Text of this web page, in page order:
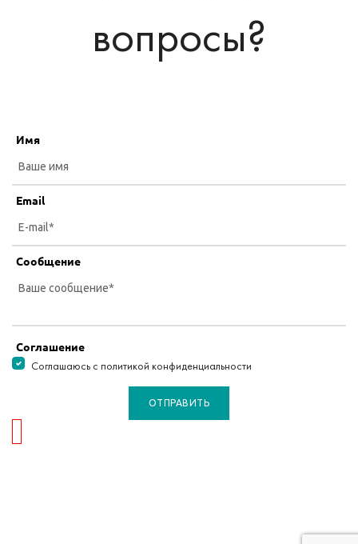
вопросы?
Имя
Email
Сообщение
Соглашение
Соглашаюсь с политикой конфиденциальности
ОТПРАВИТЬ